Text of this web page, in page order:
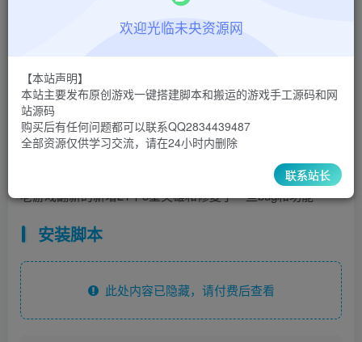
￥ 1000 ￥ 3000
老游戏翻新的新增21个5星英雄和修复了一些bug和功能
安装脚本
此处内容已隐藏，请付费后查看
欢迎光临未央资源网
【本站声明】
本站主要发布原创游戏一键搭建脚本和搬运的游戏手工源码和网
站源码
购买后有任何问题都可以联系QQ2834439487
全部资源仅供学习交流，请在24小时内删除
联系站长